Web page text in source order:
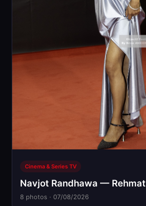
Cinema & Series TV
Navjot Randhawa — Rehmat
8 photos · 07/08/2026